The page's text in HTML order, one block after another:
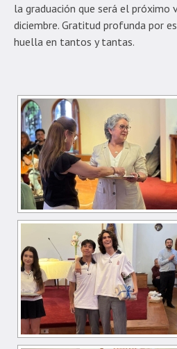
la graduación que será el próximo
diciembre. Gratitud profunda por
huella en tantos y tantas.